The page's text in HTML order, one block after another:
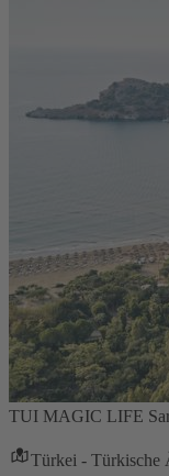
TUI MAGIC LIFE
Türkei - Türkische